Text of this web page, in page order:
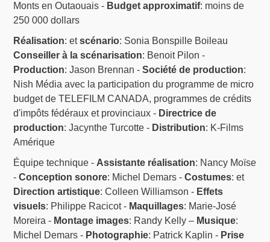
Monts en Outaouais - Budget approximatif: moins de
250 000 dollars
Réalisation: etscénario: Sonia Bonspille Boileau
Conseiller à la scénarisation: Benoit Pilon -
Production: Jason Brennan -Société de production:
Nish Média avec la participation du programme de micro
budget de TELEFILM CANADA, programmes de crédits
d'impôts fédéraux et provinciaux - Directrice de
production: Jacynthe Turcotte - Distribution: K-Films
Amérique
Équipe technique -Assistante réalisation: Nancy Moïse
-Conception sonore: Michel Demars -Costumes: et
Direction artistique: Colleen Williamson - Effets
visuels: Philippe Racicot - Maquillages: Marie-José
Moreira - Montage images: Randy Kelly – Musique:
Michel Demars - Photographie: Patrick Kaplin - Prise